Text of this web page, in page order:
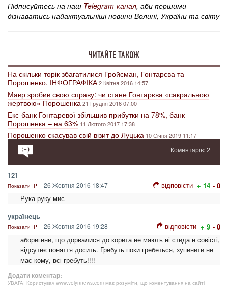
Підписуйтесь на наш Telegram-канал, аби першими
дізнаватись найактуальніші новини Волині, України та світу
ЧИТАЙТЕ ТАКОЖ
На скільки торік збагатилися Гройсман, Гонтарєва та
Порошенко. ІНФОГРАФІКА2 Квітня 2016 14:57
Мавр зробив свою справу: чи стане Гонтарєва «сакральною
жертвою» Порошенка21 Грудня 2016 07:00
Екс-банк Гонтаревої збільшив прибутки на 78%, банк
Порошенка – на 63% 11 Лютого 2017 17:38
Порошенко скасував свій візит до Луцька 10 Січня 2019 11:17
Коментарів: 2
121
Показати IP 26 Жовтня 2016 18:47 відповісти + 14 - 0
Рука руку миє
українець
Показати IP 26 Жовтня 2016 19:28 відповісти + 9 - 0
аборигени, що дорвалися до корита не мають ні стида н совісті,
відсутнє поняття досить. Гребуть поки гребеться, зупинити не
має кому, всі гребуть!!!!
Додати коментар:
УВАГА! Користувач www.volynnews.com має розуміти, що коментування на сайті